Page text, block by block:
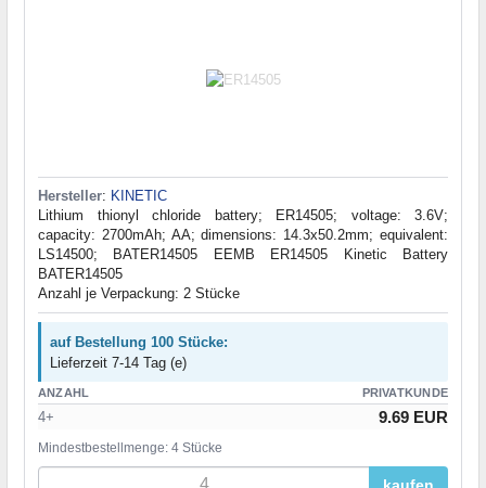
Hersteller: KINETIC
Lithium thionyl chloride battery; ER14505; voltage: 3.6V;
capacity: 2700mAh; AA; dimensions: 14.3x50.2mm; equivalent:
LS14500; BATER14505 EEMB ER14505 Kinetic Battery
BATER14505
Anzahl je Verpackung: 2 Stücke
auf Bestellung 100 Stücke:
Lieferzeit 7-14 Tag (e)
ANZAHL PRIVATKUNDE
4+ 9.69 EUR
Mindestbestellmenge: 4 Stücke
kaufen